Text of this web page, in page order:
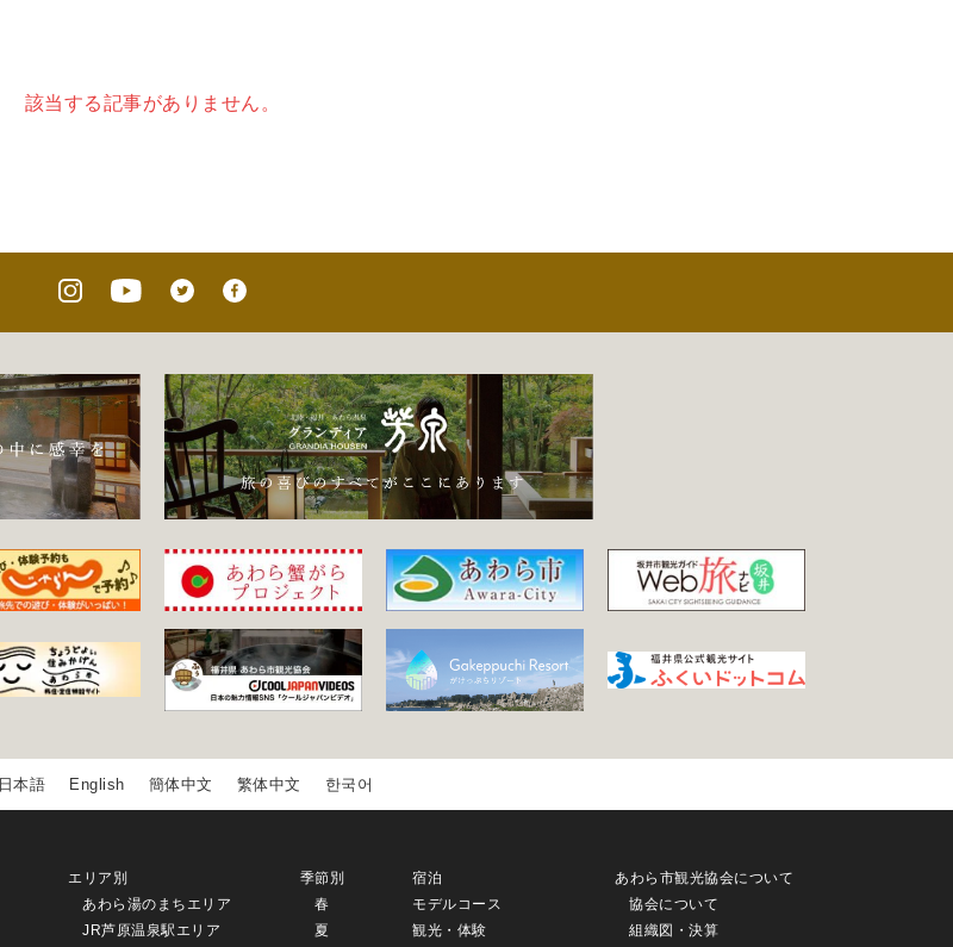
該当する記事がありません。
日本語 English 簡体中文 繁体中文 한국어
エリア別
あわら湯のまちエリア
JR芦原温泉駅エリア
季節別
春
夏
宿泊
モデルコース
観光・体験
あわら市観光協会について
協会について
組織図・決算